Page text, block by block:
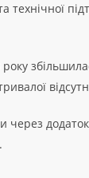
технічної
через